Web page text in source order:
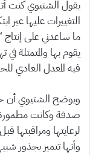
يقول الشتيوي كنت
التغييرات عليها عبر
ما ساعدني على
فيه المعدل العادي
ويوضح الشتيوي أن
صدفة وكانت مطمورة
وأنها تتميز بجذور